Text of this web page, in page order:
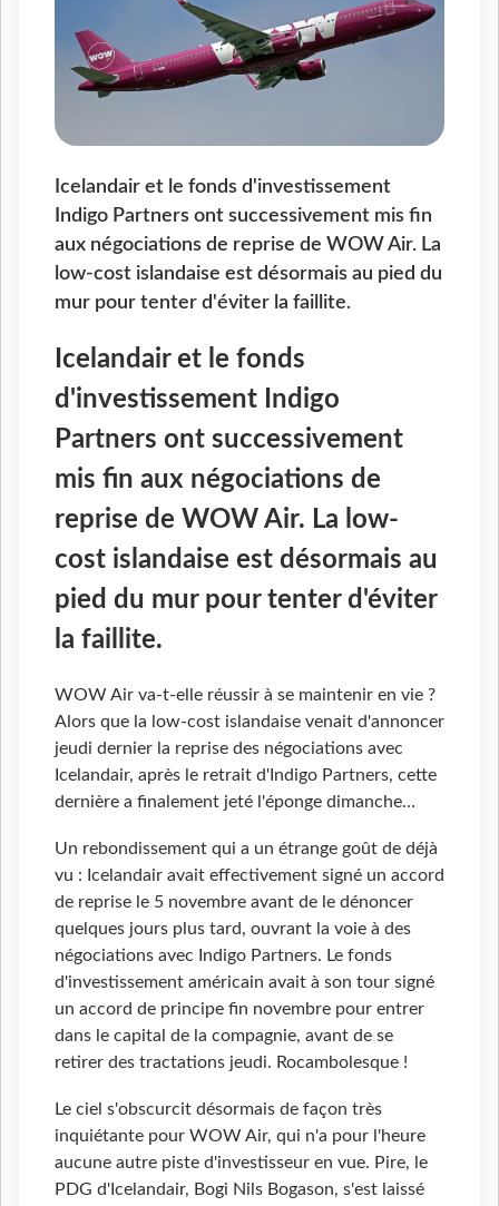
Icelandair et le fonds d'investissement
Indigo Partners ont successivement mis fin
aux négociations de reprise de WOW Air. La
low-cost islandaise est désormais au pied du
mur pour tenter d'éviter la faillite.
Icelandair et le fonds
d'investissement Indigo
Partners ont successivement
mis fin aux négociations de
reprise de WOW Air. La low-
cost islandaise est désormais au
pied du mur pour tenter d'éviter
la faillite.
WOW Air va-t-elle réussir à se maintenir en vie ?
Alors que la low-cost islandaise venait d'annoncer
jeudi dernier la reprise des négociations avec
Icelandair, après le retrait d'Indigo Partners, cette
dernière a finalement jeté l'éponge dimanche…
Un rebondissement qui a un étrange goût de déjà
vu : Icelandair avait effectivement signé un accord
de reprise le 5 novembre avant de le dénoncer
quelques jours plus tard, ouvrant la voie à des
négociations avec Indigo Partners. Le fonds
d'investissement américain avait à son tour signé
un accord de principe fin novembre pour entrer
dans le capital de la compagnie, avant de se
retirer des tractations jeudi. Rocambolesque !
Le ciel s'obscurcit désormais de façon très
inquiétante pour WOW Air, qui n'a pour l'heure
aucune autre piste d'investisseur en vue. Pire, le
PDG d'Icelandair, Bogi Nils Bogason, s'est laissé